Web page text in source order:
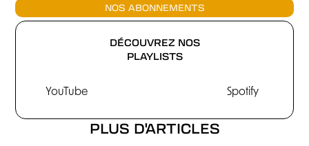
NOS ABONNEMENTS
DÉCOUVREZ NOS
PLAYLISTS
YouTube Spotify
PLUS D'ARTICLES